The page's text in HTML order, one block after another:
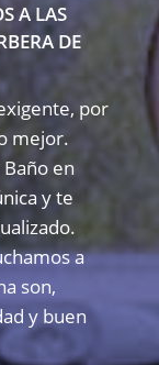
A LAS
DE
por
mejor.
en
y te
a
son,
y buen